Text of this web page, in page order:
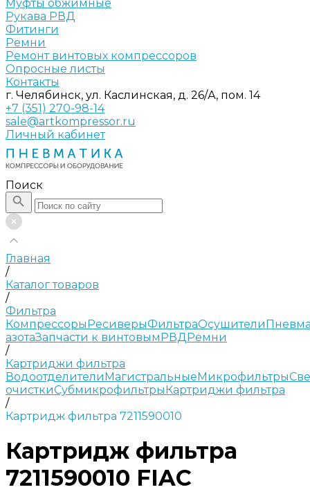
Муфты обжимные
Рукава РВД
Фитинги
Ремни
Ремонт винтовых компрессоров
Опросные листы
Контакты
г. Челябинск, ул. Каслинская, д. 26/А, пом. 14
+7 (351) 270-98-14
sale@artkompressor.ru
Личный кабинет
Поиск
Главная
/
Каталог товаров
/
Фильтра
КомпрессорыРесиверыФильтраОсушители
азотаЗапчасти к винтовымРВДРемни
/
Картриджи фильтра
ВодоотделителиМагистральныеМикрофильтры
очисткиСубмикрофильтрыКартриджи фильтра
/
Картридж фильтра 7211590010
Картридж фильтра
7211590010 FIAC